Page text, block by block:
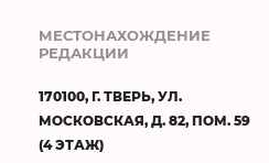
МЕСТОНАХОЖДЕНИЕ
РЕДАКЦИИ
170100, Г. ТВЕРЬ, УЛ.
МОСКОВСКАЯ, Д. 82, ПОМ. 59
(4 ЭТАЖ)